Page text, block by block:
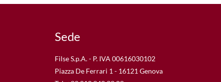
Sede
Filse S.p.A. - P. IVA 00616030102
Piazza De Ferrari 1 - 16121 Genova